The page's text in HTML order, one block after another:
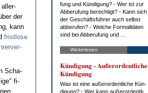
al­ler­
der
kann
frist­lo­se
Scha­
fi­
fung und Kün­di­gung? - Wer ist zur
Ab­be­ru­fung be­rech­tigt? - Kann sich
der Ge­schäfts­füh­rer auch selbst
ab­be­ru­fen? - Wel­che For­ma­li­tä­ten
sind bei Ab­be­ru­fung und ...
Weiterlesen
Kün­di­gung - Au­ßer­or­dent­li­che
Kün­di­gung
Was ist ei­ne au­ßer­or­dent­li­che Kün­
di­gung? - Wer kann au­ßer­or­dent­li­